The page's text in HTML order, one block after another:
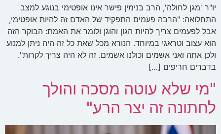
יו"ר 'מגן לחולה', הרב בנימין פישר אינו אופטימי בנוגע למצב
התחלואה: "הרבה פעמים התפקיד של האדם זה להיות אופטימי,
אבל לפעמים צריך להיות הגון והוגן ולומר את האמת: הבוקר הזה
הוא עצוב וטראגי במיוחד. הנורא מכל שאת כל זה היה ניתן למנוע
ולכן אתה ואני אשמים וכולנו אשמים. זה לא היה צריך לקרות".
בדברים חריפים […]
"מי שלא עוטה מסכה והולך
לחתונה זה יצר הרע"